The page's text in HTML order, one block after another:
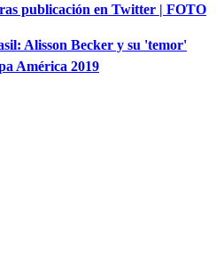
publicación en Twitter | FOTO
Alisson Becker y su 'temor'
América 2019